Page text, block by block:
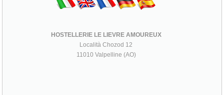
HOSTELLERIE LE LIEVRE AMOUREUX
Località Chozod 12
11010 Valpelline (AO)